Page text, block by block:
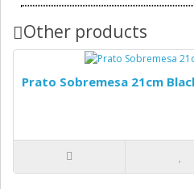
Other products
Prato Sobremesa 21cm